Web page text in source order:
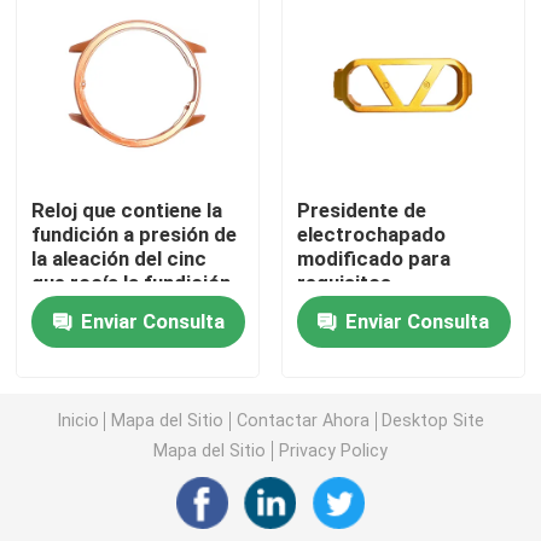
Moldeo por inyección médico
Molde de inyección 2K
Molde de inyección de plástico
molde de inyección de metal
La aleación del cinc a presión fundición
El trabajar a máquina de encargo del CNC
Reloj que contiene la
fundición a presión de
la aleación del cinc
que rocía la fundición
a presión del marco de
encargo del reloj
Enviar Consulta
Presidente de
electrochapado
modificado para
requisitos
particulares Shell de
Bluetooth del proceso
de la fundición a
Enviar Consulta
Inicio Mapa del Sitio Contactar Ahora
Desktop Site
Mapa del Sitio
Privacy Policy